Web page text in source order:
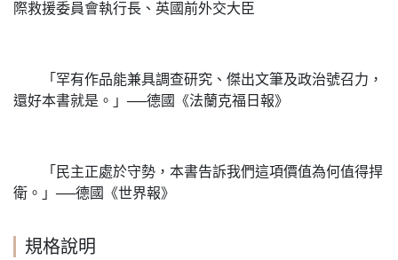
際救援委員會執行長、英國前外交大臣
「罕有作品能兼具調查研究、傑出文筆及政治號召力，
還好本書就是。」──德國《法蘭克福日報》
「民主正處於守勢，本書告訴我們這項價值為何值得捍
衛。」──德國《世界報》
規格說明